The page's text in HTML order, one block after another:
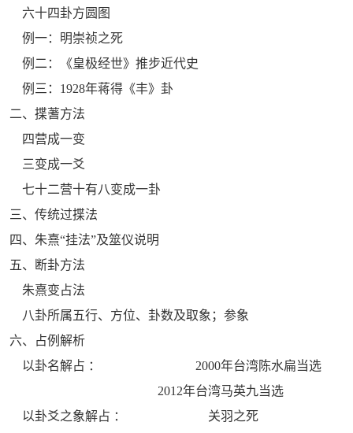
六十四卦方圆图
例一：明崇祯之死
例二：《皇极经世》推步近代史
例三：1928年蒋得《丰》卦
二、揲蓍方法
四营成一变
三变成一爻
七十二营十有八变成一卦
三、传统过揲法
四、朱熹“挂法”及筮仪说明
五、断卦方法
朱熹变占法
八卦所属五行、方位、卦数及取象；参象
六、占例解析
以卦名解占 ： 2000年台湾陈水扁当选
2012年台湾马英九当选
以卦爻之象解占 ： 关羽之死